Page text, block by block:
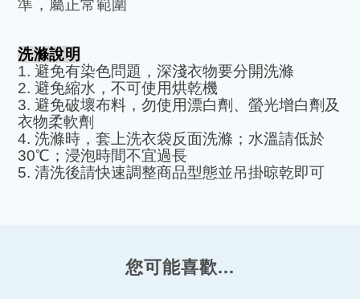
準，屬正常範圍
洗滌說明
1. 避免有染色問題，深淺衣物要分開洗滌
2. 避免縮水，不可使用烘乾機
3. 避免破壞布料，勿使用漂白劑、螢光增白劑及
衣物柔軟劑
4. 洗滌時，套上洗衣袋反面洗滌；水溫請低於
30℃ ；浸泡時間不宜過長
5. 清洗後請快速調整商品型態並吊掛晾乾即可
您可能喜歡...